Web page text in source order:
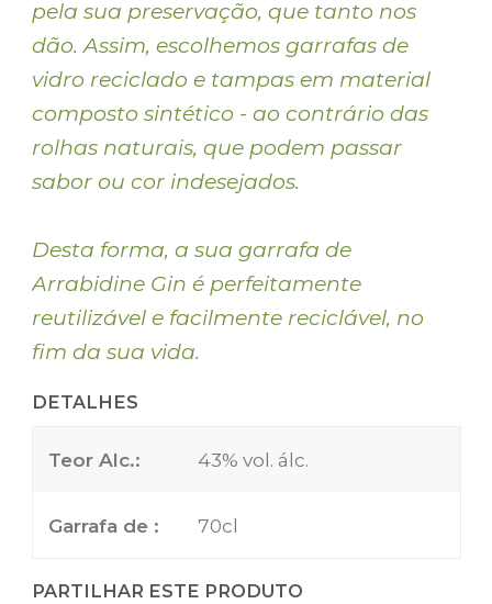
pela sua preservação, que tanto nos
dão. Assim, escolhemos garrafas de
vidro reciclado e tampas em material
composto sintético - ao contrário das
rolhas naturais, que podem passar
sabor ou cor indesejados.
Desta forma, a sua garrafa de
Arrabidine Gin é perfeitamente
reutilizável e facilmente reciclável, no
fim da sua vida.
DETALHES
Teor Alc.: 43% vol. álc.
Garrafa de : 70cl
PARTILHAR ESTE PRODUTO